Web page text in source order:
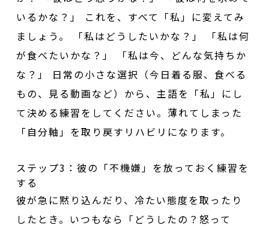
いるかな？」 これを、すべて「私」に変えてみ
ましょう。 「私はどうしたいかな？」 「私は何
が食べたいかな？」 「私は今、どんな気持ちか
な？」 日常の小さな選択（今日着る服、食べる
もの、見る動画など）から、主語を「私」にし
て決める練習をしてください。薄れてしまった
「自分軸」を取り戻すリハビリになります。
ステップ3：彼の「不機嫌」を放っておく練習を
する
彼が急に黙り込んだり、冷たい態度を取ったり
したとき。いつもなら「どうしたの？怒って